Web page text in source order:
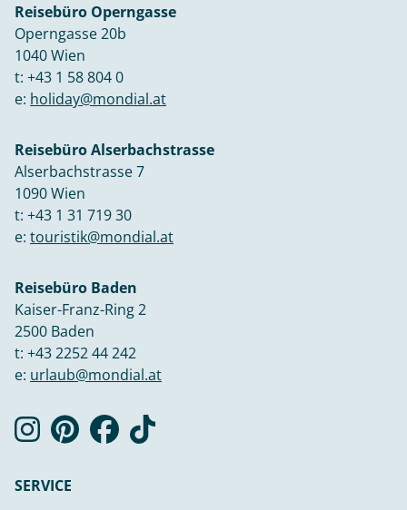
Reisebüro Operngasse
Operngasse 20b
1040 Wien
t: +43 1 58 804 0
e: holiday@mondial.at
Reisebüro Alserbachstrasse
Alserbachstrasse 7
1090 Wien
t: +43 1 31 719 30
e: touristik@mondial.at
Reisebüro Baden
Kaiser-Franz-Ring 2
2500 Baden
t: +43 2252 44 242
e: urlaub@mondial.at
SERVICE